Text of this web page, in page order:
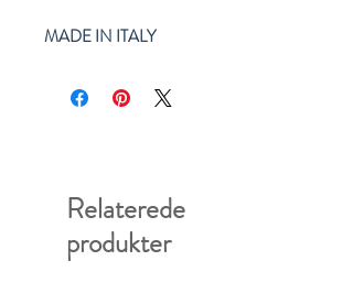
MADE IN ITALY
Relaterede
produkter